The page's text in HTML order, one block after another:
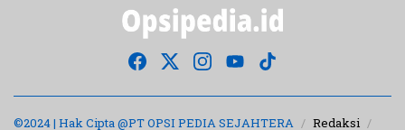
©2024 | Hak Cipta @PT OPSI PEDIA SEJAHTERA Redaksi